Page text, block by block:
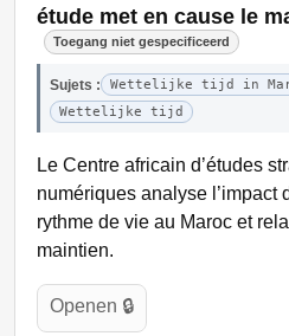
étude met en cause le
Toegang niet gespecificeerd
Sujets :
Wettelijke tijd in
Wettelijke tijd
Le Centre africain d’études
numériques analyse l’impact
rythme de vie au Maroc et
maintien.
Openen 🔒